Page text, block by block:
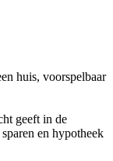
huis, voorspelbaar
geeft in de
en hypotheek